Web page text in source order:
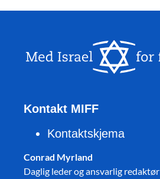
Kontakt MIFF
Kontaktskjema
Conrad Myrland
Daglig leder og ansvarlig redaktør